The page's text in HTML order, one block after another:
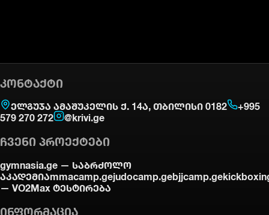
ᲙᲝᲜᲢᲐᲥᲢᲘ
ელგუჯა ამაშუკელის ქ. 14ა, თბილისი 0182 +995
579 270 272 @krivi.ge
ᲩᲕᲔᲜᲘ ᲞᲠᲝᲔᲥᲢᲔᲑᲘ
gymnasia.ge — საბრძოლო
აკადემიაmmacamp.gejudocamp.gebjjcamp.ge
—VO2Max ტესტირება
ᲘᲜᲤᲝᲠᲛᲐᲪᲘᲐ